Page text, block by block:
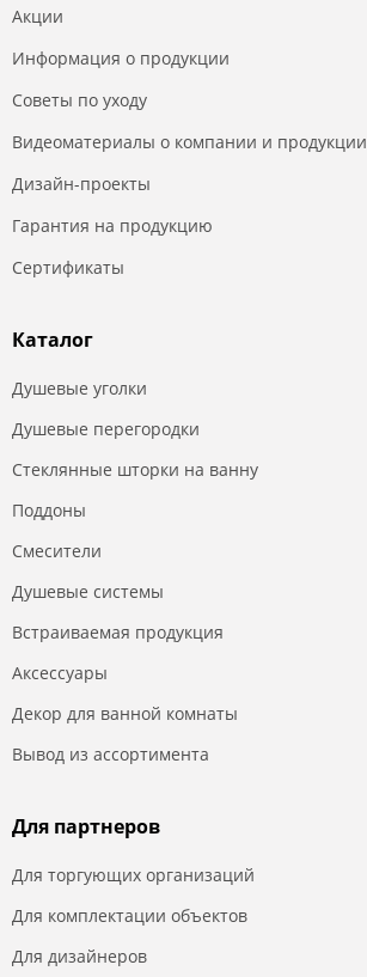
Акции
Информация о продукции
Советы по уходу
Видеоматериалы о компании и продукции
Дизайн-проекты
Гарантия на продукцию
Сертификаты
Каталог
Душевые уголки
Душевые перегородки
Стеклянные шторки на ванну
Поддоны
Смесители
Душевые системы
Встраиваемая продукция
Аксессуары
Декор для ванной комнаты
Вывод из ассортимента
Для партнеров
Для торгующих организаций
Для комплектации объектов
Для дизайнеров